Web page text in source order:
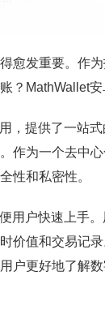
愈发重要。作
？MathWallet安
，提供了一站
作为一个去中
性和私密性。
用户快速上手
价值和交易记
户更好地了解